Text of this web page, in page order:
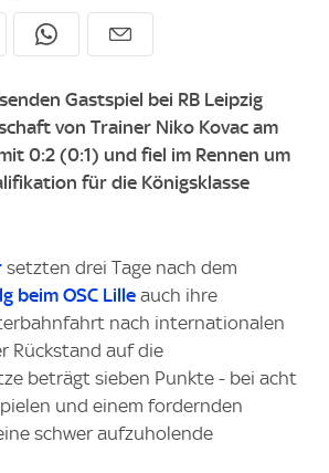
Gastspiel bei RB Leipzig
von Trainer Niko Kovac am
0:2 (0:1) und fiel im Rennen um
für die Königsklasse
setzten drei Tage nach dem
beim OSC Lille auch ihre
nach internationalen
Rückstand auf die
beträgt sieben Punkte - bei acht
und einem fordernden
schwer aufzuholende